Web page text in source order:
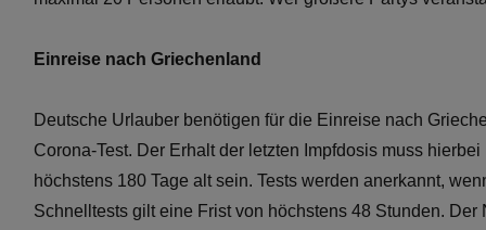
Einreise nach Griechenland
Deutsche Urlauber benötigen für die Einreise nach
Corona-Test. Der Erhalt der letzten Impfdosis muss
höchstens 180 Tage alt sein. Tests werden anerkannt,
Schnelltests gilt eine Frist von höchstens 48 Stunden.